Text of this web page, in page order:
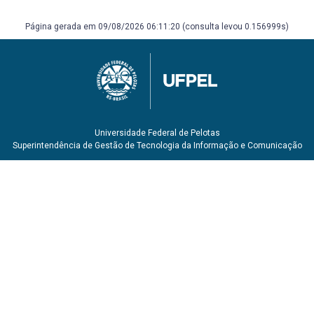
Página gerada em 09/08/2026 06:11:20 (consulta levou 0.156999s)
Universidade Federal de Pelotas
Superintendência de Gestão de Tecnologia da Informação e Comunicação